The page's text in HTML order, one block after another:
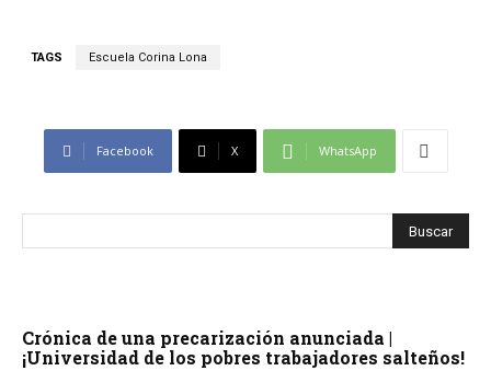
TAGS Escuela Corina Lona
Facebook X WhatsApp
Crónica de una precarización anunciada |
¡Universidad de los pobres trabajadores salteños!